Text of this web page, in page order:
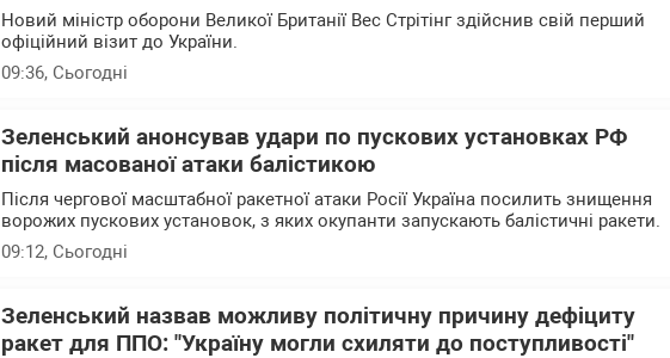
Новий міністр оборони Великої Британії Вес Стрітінг здійснив свій перший
офіційний візит до України.
09:36, Сьогодні
Зеленський анонсував удари по пускових установках РФ
після масованої атаки балістикою
Після чергової масштабної ракетної атаки Росії Україна посилить знищення
ворожих пускових установок, з яких окупанти запускають балістичні ракети.
09:12, Сьогодні
Зеленський назвав можливу політичну причину дефіциту
ракет для ППО: "Україну могли схиляти до поступливості"